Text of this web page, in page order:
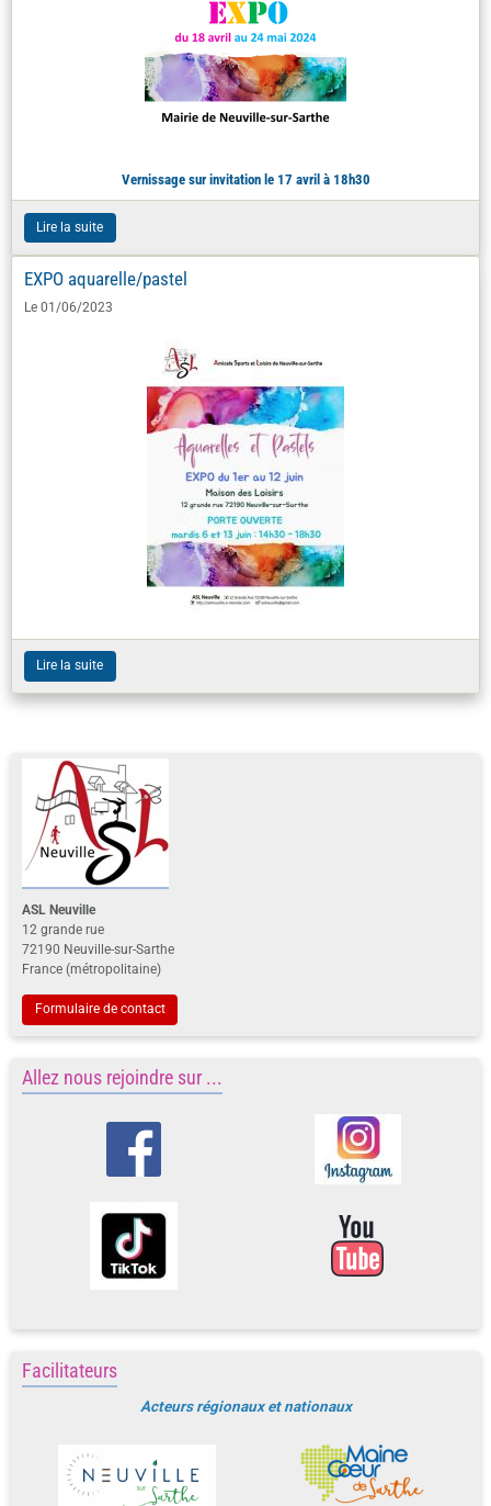
Vernissage sur invitation le 17 avril à 18h30
Lire la suite
EXPO aquarelle/pastel
Le 01/06/2023
Lire la suite
ASL Neuville
12 grande rue
72190 Neuville-sur-Sarthe
France (métropolitaine)
Formulaire de contact
Allez nous rejoindre sur ...
Facilitateurs
Acteurs régionaux et nationaux